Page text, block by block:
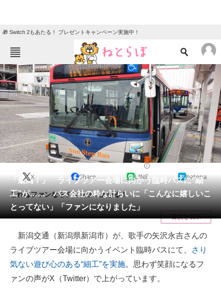
🎁 Switch 2もあたる！ プレゼントキャンペーン実施中！
ねとらぼメニュー
TOP ニュース
エンタメ クイズ
グルメ 地域
住まい 教育・育児
動物 リサーチ
会員記事
メディア
注目記事を集めた総合ページ
ITの今と未来を見通す
スマホと通信の最新トレンド
進化するPCとデバイスの未来
「最高！」 ライブツアー会場に向かう臨時バスに“細
工”が…… バス会社の粋な計らいに「こんなに嬉しいこ
とってない」「ファンになりました」
X Share LINE hatena
これはファンならテンション上がる！
目次を表示
新潟交通（新潟県新潟市）が、歌手の矢沢永吉さんの
ライブツアー会場に向かうイベント臨時バスにて、
さり
気ない遊び心のある“細工”を実施。思わず笑顔になるフ
ァンの声がX（Twitter）で上がっています。